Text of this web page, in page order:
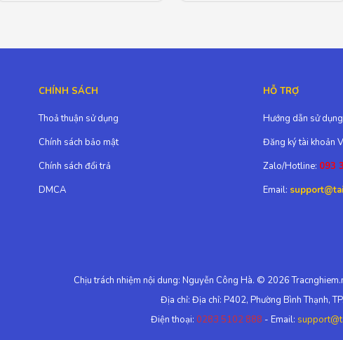
CHÍNH SÁCH
Thoả thuận sử dụng
Chính sách bảo mật
Chính sách đổi trả
DMCA
HỖ TRỢ
Hướng dẫn sử dụng
Đăng ký tài khoản
Zalo/Hotline: 093
Email:
Chịu trách nhiệm nội dung: Nguyễn Công Hà. © 2026
Địa chỉ: Địa chỉ: P402, Phường Bình Thạnh,
Điện thoại: 0283 5102 888 - Email: